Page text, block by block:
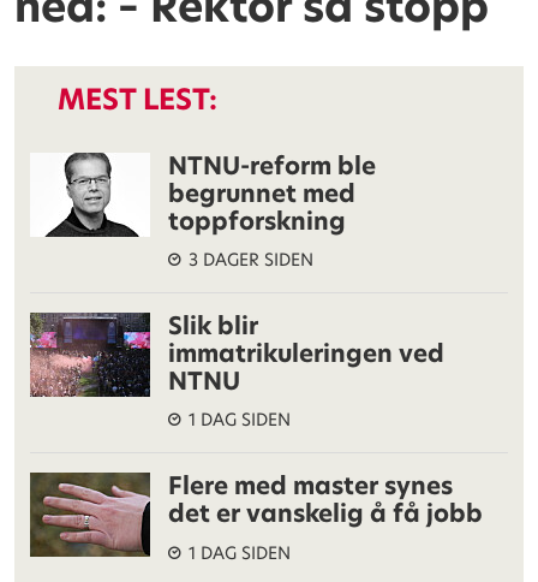
MEST LEST:
NTNU-reform ble
begrunnet med
toppforskning
3 DAGER SIDEN
Slik blir
immatrikuleringen ved
NTNU
1 DAG SIDEN
Flere med master synes
det er vanskelig å få jobb
1 DAG SIDEN